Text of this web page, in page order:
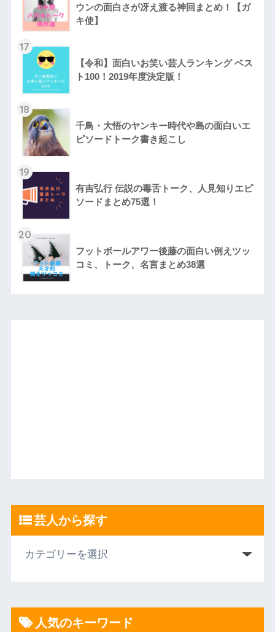
ウンの面白さが冴え渡る神回まとめ！【ガ
キ使】
17
【令和】面白いお笑い芸人ランキング ベス
ト100！2019年度決定版！
18
千鳥・大悟のヤンキー時代や島の面白いエ
ピソードトーク書き起こし
19
有吉弘行 伝説の毒舌トーク、人見知りエピ
ソードまとめ75選！
20
フットボールアワー後藤の面白い例えツッ
コミ、トーク、名言まとめ38選
芸人から探す
人気のキーワード